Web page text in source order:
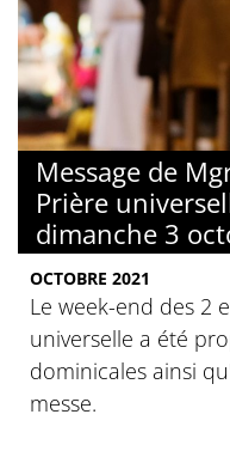
Message de
Prière
dimanche 3
OCTOBRE 2021
Le week-end des 2
universelle a été
dominicales ainsi
messe.